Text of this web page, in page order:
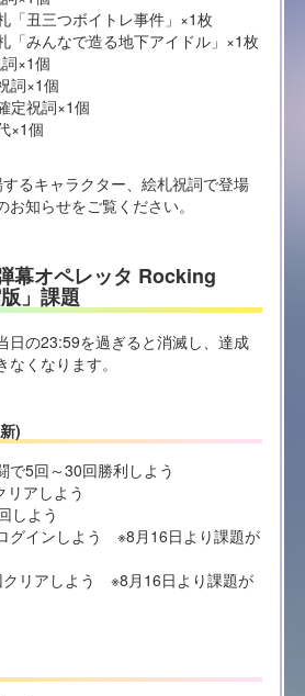
「丑三つボイトレ事件」×1枚
「みんなで造る地下アイドル」×1枚
×1個
詞×1個
定祝詞×1個
×1個
るキャラクター、絵札祝詞で登場
知らせをご覧ください。
幕オペレッタ Rocking
」課題
日の23:59を過ぎると消滅し、達成
くなります。
)
で5回～30回勝利しよう
リアしよう
しよう
グインしよう ※8月16日より課題が
クリアしよう ※8月16日より課題が